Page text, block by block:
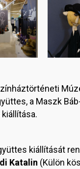
a Maszk
kiállítását
Katalin (Külön